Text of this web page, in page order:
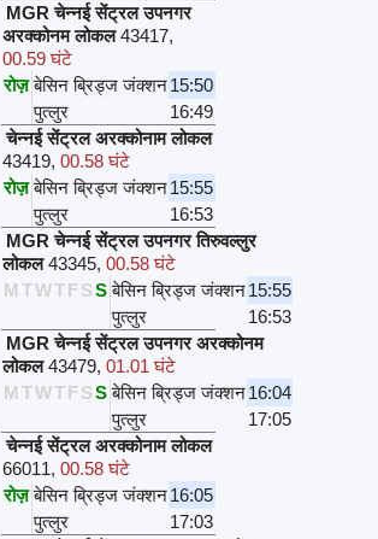
MGR चेन्नई सेंट्रल उपनगर
अरक्कोनम लोकल 43417,
00.59 घंटे
रोज़ बेसिन ब्रिड्ज जंक्शन15:50
पुत्लुर
16:49
चेन्नई सेंट्रल अरक्कोनाम लोकल
43419, 00.58 घंटे
रोज़ बेसिन ब्रिड्ज जंक्शन15:55
पुत्लुर
16:53
MGR चेन्नई सेंट्रल उपनगर तिरुवल्लुर
लोकल 43345, 00.58 घंटे
M TWTFSS बेसिन ब्रिड्ज जंक्शन15:55
पुत्लुर
16:53
MGR चेन्नई सेंट्रल उपनगर अरक्कोनम
लोकल 43479, 01.01 घंटे
M TWTFSS बेसिन ब्रिड्ज जंक्शन16:04
पुत्लुर
17:05
चेन्नई सेंट्रल अरक्कोनाम लोकल
66011, 00.58 घंटे
रोज़ बेसिन ब्रिड्ज जंक्शन16:05
पुत्लुर
17:03